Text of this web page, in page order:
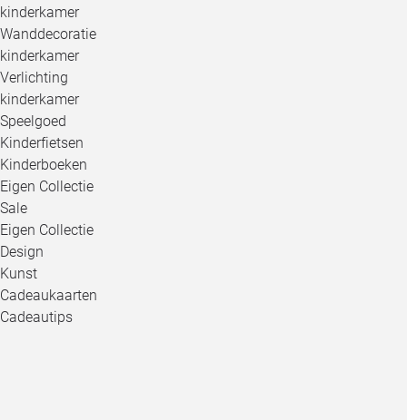
kinderkamer
Wanddecoratie
kinderkamer
Verlichting
kinderkamer
Speelgoed
Kinderfietsen
Kinderboeken
Eigen Collectie
Sale
Eigen Collectie
Design
Kunst
Cadeaukaarten
Cadeautips